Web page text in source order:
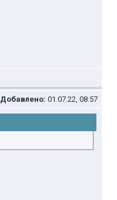
Добавлено: 01.07.22, 08:57